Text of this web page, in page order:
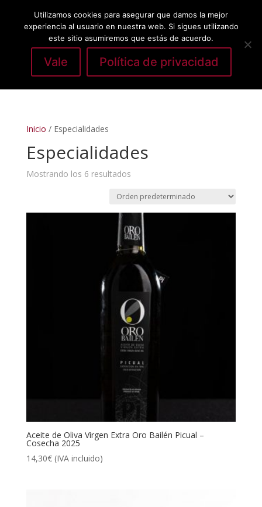
Seleccionar página
Inicio / Especialidades
Especialidades
Mostrando los 6 resultados
Aceite de Oliva Virgen Extra Oro Bailén Picual –
Cosecha 2025
14,30€ (IVA incluido)
Utilizamos cookies para asegurar que damos la mejor
experiencia al usuario en nuestra web. Si sigues utilizando
este sitio asumiremos que estás de acuerdo.
Vale Política de privacidad